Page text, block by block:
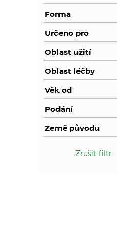
Forma
Určeno pro
Oblast užití
Oblast léčby
Věk od
Podání
Země původu
Zrušit filtr